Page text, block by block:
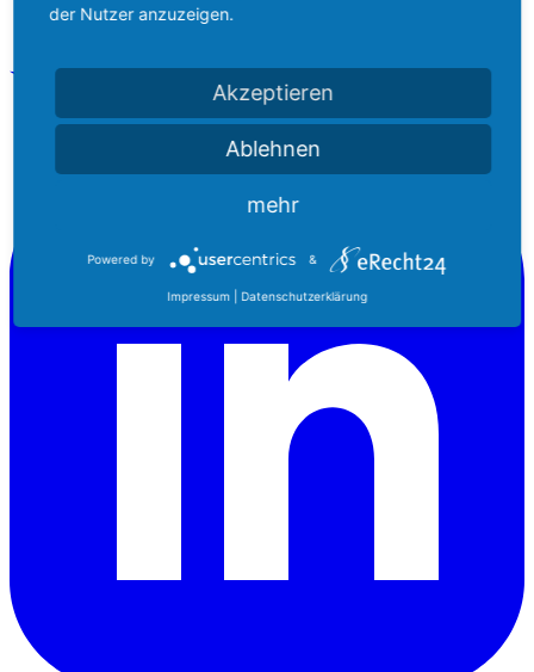
der Nutzer anzuzeigen.
Akzeptieren
Ablehnen
mehr
Powered by &
Impressum Datenschutzerklärung